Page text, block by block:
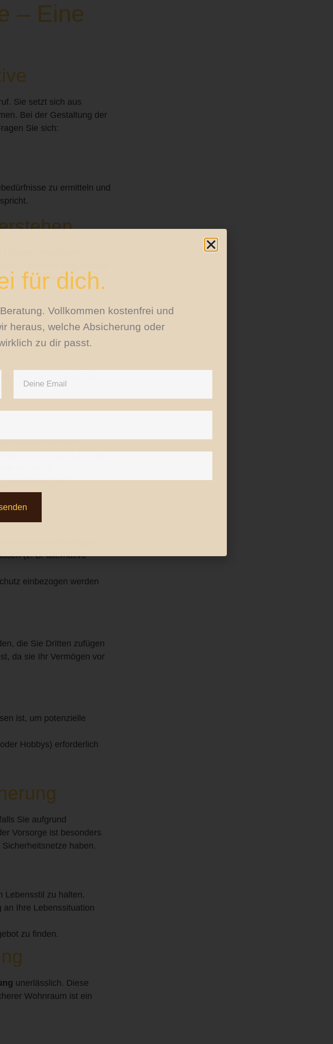
– Eine
Sie setzt sich aus
Bei der Gestaltung der
Sie sich:
zu ermitteln und
emotionaler,
im Klaren zu sein, welche
können Ihnen helfen,
verbinden, sollten Sie
Einfluss auf Ihre
zu vergleichen und
entspricht.
und
benötigen.
(z. B. alternative
einbezogen werden
die Sie Dritten zufügen
da sie Ihr Vermögen vor
ist, um potenzielle
Hobbys) erforderlich
Sie aufgrund
Vorsorge ist besonders
haben.
Lebensstil zu halten.
an Ihre Lebenssituation
zu finden.
unerlässlich. Diese
Wohnraum ist ein
für dich.
Vollkommen kostenfrei und
heraus, welche Absicherung oder
zu dir passt.